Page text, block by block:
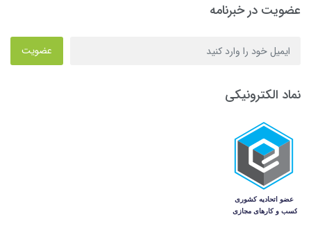
عضویت در خبرنامه
عضویت
نماد الکترونیکی